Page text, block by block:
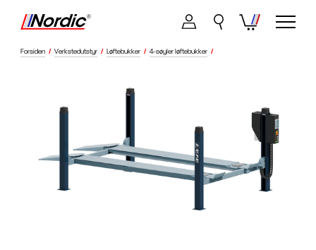
Forsiden / Verkstedutstyr / Løftebukker / 4-søyler løftebukker /